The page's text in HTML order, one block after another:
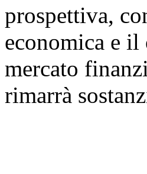
prospettiva,
economica e il
mercato
rimarrà